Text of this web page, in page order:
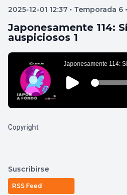
2025-12-01 12:37 • Temporada 6
Japonesamente 114:
auspiciosos 1
Copyright
Suscribirse
RSS Feed